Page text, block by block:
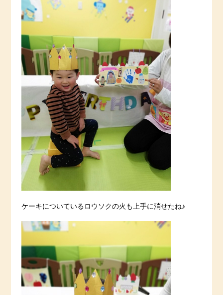
ケーキについているロウソクの火も上手に消せたね♪